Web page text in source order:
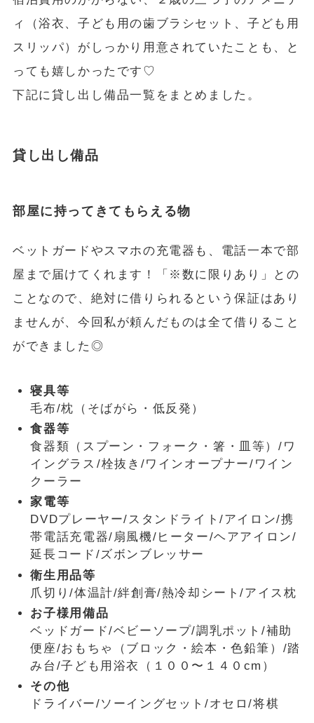
ィ（浴衣、子ども用の歯ブラシセット、子ども用
スリッパ）がしっかり用意されていたことも、と
っても嬉しかったです♡
下記に貸し出し備品一覧をまとめました。
貸し出し備品
部屋に持ってきてもらえる物
ベットガードやスマホの充電器も、電話一本で部
屋まで届けてくれます！「※数に限りあり」との
ことなので、絶対に借りられるという保証はあり
ませんが、今回私が頼んだものは全て借りること
ができました◎
寝具等
毛布/枕（そばがら・低反発）
食器等
食器類（スプーン・フォーク・箸・皿等）/ワ
イングラス/栓抜き/ワインオープナー/ワイン
クーラー
家電等
DVDプレーヤー/スタンドライト/アイロン/携
帯電話充電器/扇風機/ヒーター/ヘアアイロン/
延長コード/ズボンブレッサー
衛生用品等
爪切り/体温計/絆創膏/熱冷却シート/アイス枕
お子様用備品
ベッドガード/ベビーソープ/調乳ポット/補助
便座/おもちゃ（ブロック・絵本・色鉛筆）/踏
み台/子ども用浴衣（１００〜１４０cm）
その他
ドライバー/ソーイングセット/オセロ/将棋